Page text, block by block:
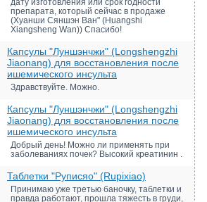
дату изготовления или срок годности
препарата, который сейчас в продаже
(Хуанши Сяншэн Ван" (Huangshi
Xiangsheng Wan)) Спасибо!
Капсулы "Луншэнчжи" (Longshengzhi
Jiaonang) для восстановления после
ишемического инсульта
Здравствуйте. Можно.
Капсулы "Луншэнчжи" (Longshengzhi
Jiaonang) для восстановления после
ишемического инсульта
Добрый день! Можно ли применять при
заболеваниях почек? Высокий креатинин .
Таблетки "Руписяо" (Rupixiao)
Принимаю уже третью баночку, таблетки и
правда работают, прошла тяжесть в груди,